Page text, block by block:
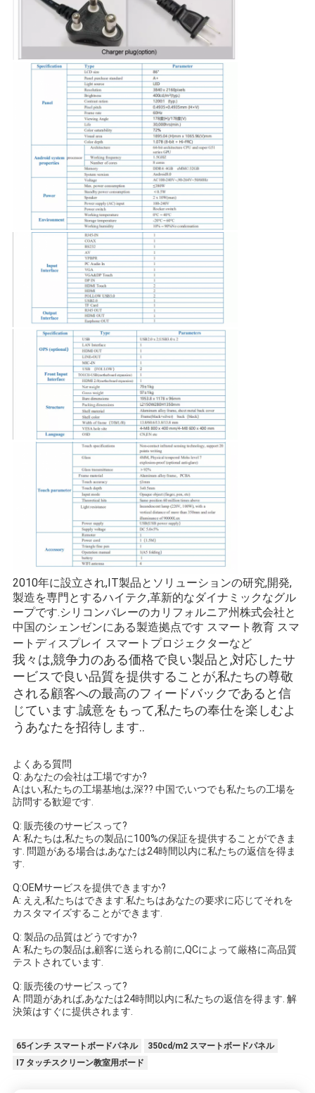
2010年に設立され,IT製品とソリューションの研究,開発,
製造を専門とするハイテク,革新的なダイナミックなグル
ープです.シリコンバレーのカリフォルニア州株式会社と
中国のシェンゼンにある製造拠点です スマート教育 スマ
ートディスプレイ スマートプロジェクターなど
我々は,競争力のある価格で良い製品と,対応したサ
ービスで良い品質を提供することが,私たちの尊敬
される顧客への最高のフィードバックであると信
じています.誠意をもって,私たちの奉仕を楽しむよ
うあなたを招待します..
よくある質問
Q: あなたの会社は工場ですか?
A:はい,私たちの工場基地は,深?? 中国で,いつでも私たちの工場を
訪問する歓迎です.
Q: 販売後のサービスって?
A: 私たちは,私たちの製品に100%の保証を提供することができま
す. 問題がある場合は,あなたは24時間以内に私たちの返信を得ま
す.
Q:OEMサービスを提供できますか?
A: ええ,私たちはできます.私たちはあなたの要求に応じてそれを
カスタマイズすることができます.
Q: 製品の品質はどうですか?
A: 私たちの製品は,顧客に送られる前に,QCによって厳格に高品質
テストされています.
Q: 販売後のサービスって?
A: 問題があれば,あなたは24時間以内に私たちの返信を得ます. 解
決策はすぐに提供されます.
65インチ スマートボードパネル
350cd/m2 スマートボードパネル
I7 タッチスクリーン教室用ボード